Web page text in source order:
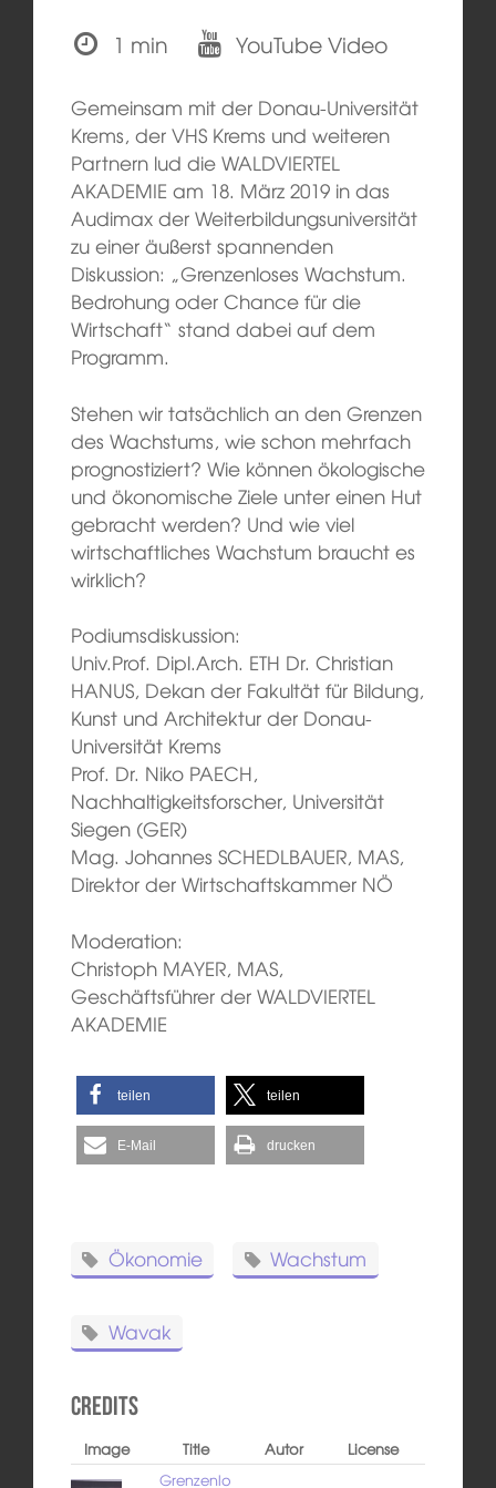
1 min
YouTube Video
Gemeinsam mit der Donau-Universität
Krems, der VHS Krems und weiteren
Partnern lud die WALDVIERTEL
AKADEMIE am 18. März 2019 in das
Audimax der Weiterbildungsuniversität
zu einer äußerst spannenden
Diskussion: „Grenzenloses Wachstum.
Bedrohung oder Chance für die
Wirtschaft“ stand dabei auf dem
Programm.
Stehen wir tatsächlich an den Grenzen
des Wachstums, wie schon mehrfach
prognostiziert? Wie können ökologische
und ökonomische Ziele unter einen Hut
gebracht werden? Und wie viel
wirtschaftliches Wachstum braucht es
wirklich?
Podiumsdiskussion:
Univ.Prof. Dipl.Arch. ETH Dr. Christian
HANUS, Dekan der Fakultät für Bildung,
Kunst und Architektur der Donau-
Universität Krems
Prof. Dr. Niko PAECH,
Nachhaltigkeitsforscher, Universität
Siegen (GER)
Mag. Johannes SCHEDLBAUER, MAS,
Direktor der Wirtschaftskammer NÖ
Moderation:
Christoph MAYER, MAS,
Geschäftsführer der WALDVIERTEL
AKADEMIE
teilen teilen
E-Mail drucken
Ökonomie Wachstum
Wavak
Credits
Image Title Autor
License
Grenzenlo